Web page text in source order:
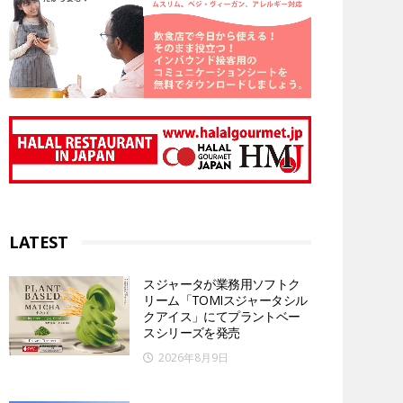
LATEST
スジャータが業務用ソフトク
リーム「TOMIスジャータシル
クアイス」にてプラントベー
スシリーズを発売
2026年8月9日